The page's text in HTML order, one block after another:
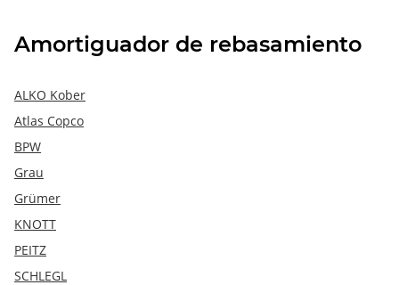
Amortiguador de rebasamiento
ALKO Kober
Atlas Copco
BPW
Grau
Grümer
KNOTT
PEITZ
SCHLEGL